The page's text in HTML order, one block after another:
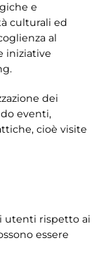
e
culturali ed
al
iniziative
dei
eventi,
cioè visite
utenti rispetto ai
essere